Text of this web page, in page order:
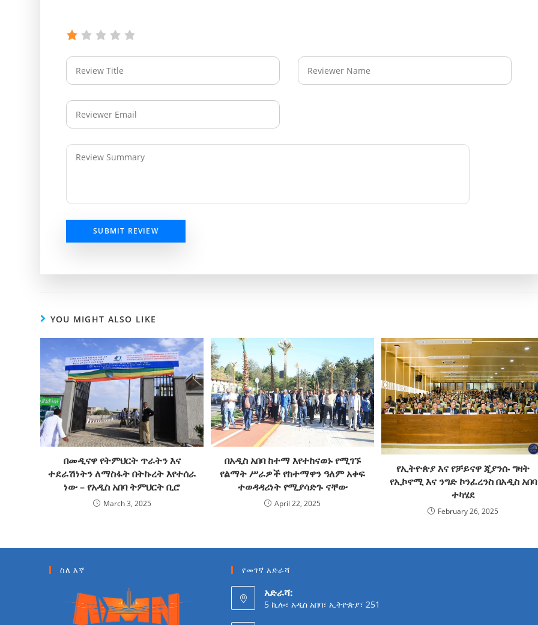
SUBMIT REVIEW
YOU MIGHT ALSO LIKE
በመዲናዋ የትምህርት ጥራትን እና
ተደራሽነትን ለማስፋት በትኩረት እየተሰራ
ነው – የአዲስ አበባ ትምህርት ቢሮ
March 3, 2025
በአዲስ አበባ ከተማ እየተከናወኑ የሚገኙ
የልማት ሥራዎች የከተማዋን ዓለም አቀፍ
ተወዳዳሪነት የሚያሳድጉ ናቸው
April 22, 2025
የኢትዮጵያ እና የቻይናዋ ጂያንሱ ግዛት
የኢኮኖሚ እና ንግድ ኮንፈረንስ በአዲስ አበባ
ተካሄደ
February 26, 2025
ስለ እኛ የመገኛ አድራሻ
አድራሻ:
5 ኪሎ፣ አዲስ አበባ፣ ኢትዮጵያ፣ 251